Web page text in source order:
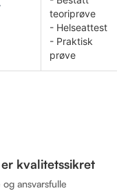
teoriprøve
- Helseattest
- Praktisk
prøve
kvalitetssikret
ansvarsfulle